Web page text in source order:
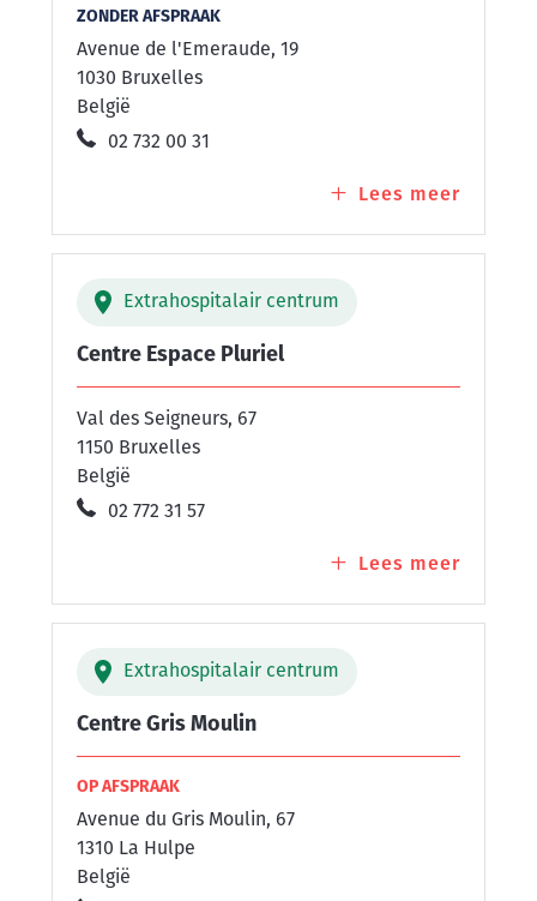
ZONDER AFSPRAAK
Avenue de l'Emeraude, 19
1030 Bruxelles
België
02 732 00 31
Lees meer
Extrahospitalair centrum
Centre Espace Pluriel
Val des Seigneurs, 67
1150 Bruxelles
België
02 772 31 57
Lees meer
Espace
Extrahospitalair centrum
Centre Gris Moulin
OP AFSPRAAK
Avenue du Gris Moulin, 67
1310 La Hulpe
België